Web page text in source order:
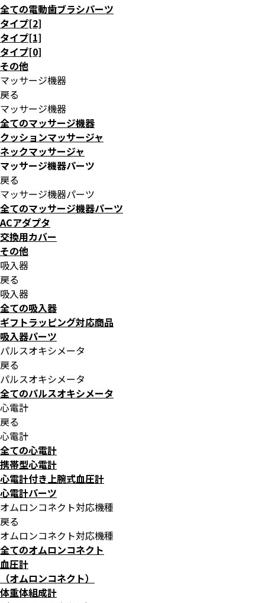
全ての電動歯ブラシパーツ
タイプ[2]
タイプ[1]
タイプ[0]
その他
マッサージ機器
戻る
マッサージ機器
全てのマッサージ機器
クッションマッサージャ
ネックマッサージャ
マッサージ機器パーツ
戻る
マッサージ機器パーツ
全てのマッサージ機器パーツ
ACアダプタ
交換用カバー
その他
吸入器
戻る
吸入器
全ての吸入器
ギフトラッピング対応商品
吸入器パーツ
パルスオキシメータ
戻る
パルスオキシメータ
全てのパルスオキシメータ
心電計
戻る
心電計
全ての心電計
携帯型心電計
心電計付き上腕式血圧計
心電計パーツ
オムロンコネクト対応機種
戻る
オムロンコネクト対応機種
全てのオムロンコネクト
血圧計
（オムロンコネクト）
体重体組成計